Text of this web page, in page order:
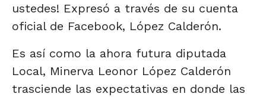
ustedes! Expresó a través de su cuenta
oficial de Facebook, López Calderón.
Es así como la ahora futura diputada
Local, Minerva Leonor López Calderón
trasciende las expectativas en donde las